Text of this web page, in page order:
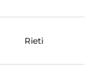
Rieti